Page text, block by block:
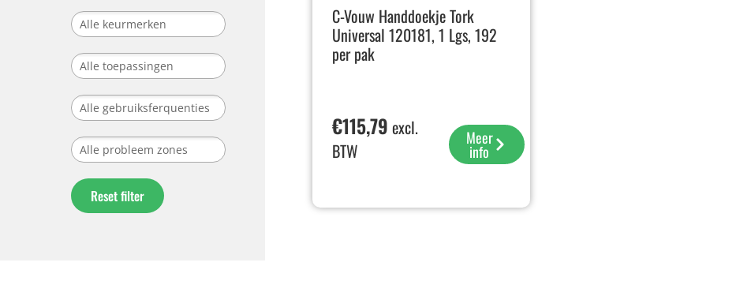
C-Vouw Handdoekje Tork
Universal 120181, 1 Lgs, 192
per pak
€115,79 excl.
BTW
Meer
info